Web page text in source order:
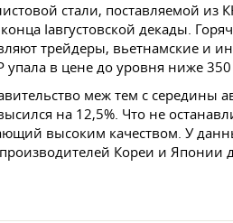
стали, поставляемой из
Iавгустовской декады.
трейдеры, вьетнамские и
упала в цене до уровня ниже 350
меж тем с середины
на 12,5%. Что не
высоким качеством. У
Кореи и Японии